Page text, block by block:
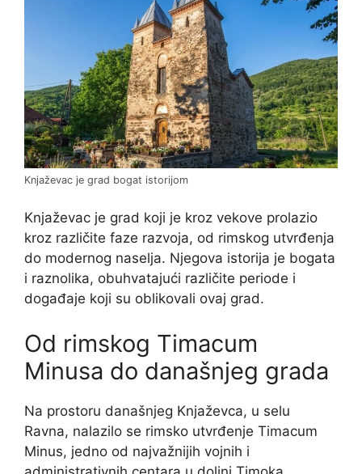
Knjaževac je grad bogat istorijom
Knjaževac je grad koji je kroz vekove prolazio
kroz različite faze razvoja, od rimskog utvrđenja
do modernog naselja. Njegova istorija je bogata
i raznolika, obuhvatajući različite periode i
događaje koji su oblikovali ovaj grad.
Od rimskog Timacum
Minusa do današnjeg grada
Na prostoru današnjeg Knjaževca, u selu
Ravna, nalazilo se rimsko utvrđenje Timacum
Minus, jedno od najvažnijih vojnih i